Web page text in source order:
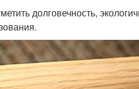
долговечность,